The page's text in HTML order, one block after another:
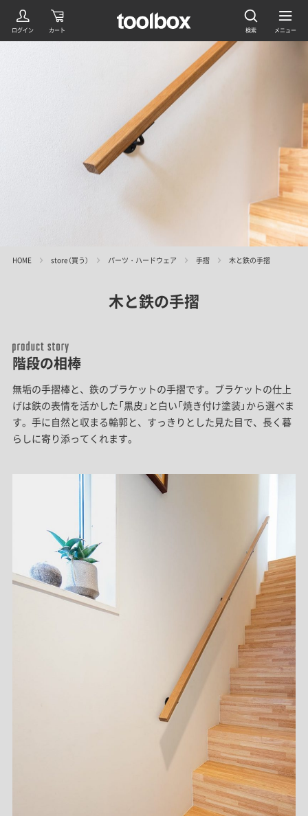
HOME store（買う） パーツ・ハードウェア 手摺 木と鉄の手摺
木と鉄の手摺
階段の相棒
無垢の手摺棒と、鉄のブラケットの手摺です。ブラケットの仕上
げは鉄の表情を活かした「黒皮」と白い「焼き付け塗装」から選べま
す。手に自然と収まる輪郭と、すっきりとした見た目で、長く暮
らしに寄り添ってくれます。